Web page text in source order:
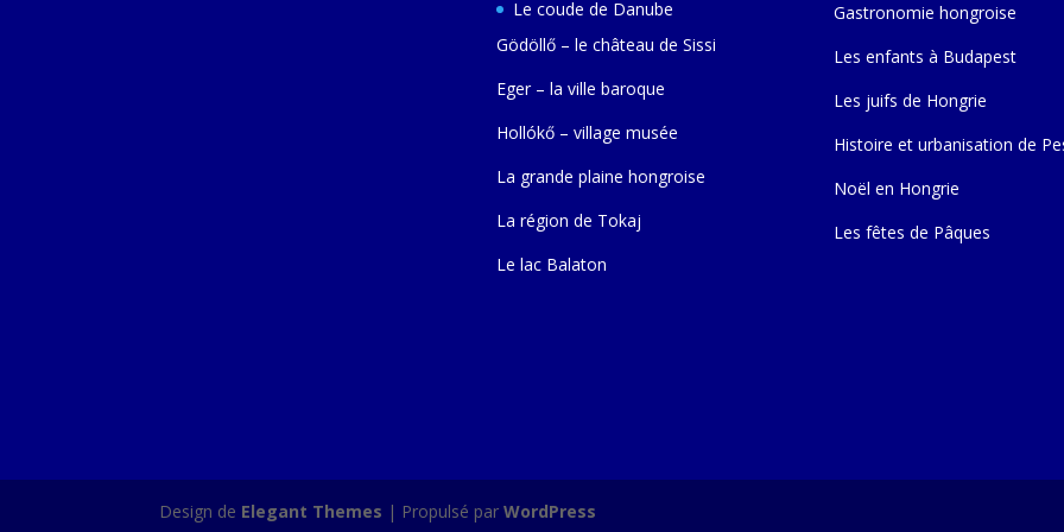
Le coude de Danube
Gödöllő – le château de Sissi
Eger – la ville baroque
Hollókő – village musée
La grande plaine hongroise
La région de Tokaj
Le lac Balaton
Gastronomie hongroise
Les enfants à Budapest
Les juifs de Hongrie
Histoire et urbanisation de
Noël en Hongrie
Les fêtes de Pâques
Design de Elegant Themes | Propulsé parWordPress